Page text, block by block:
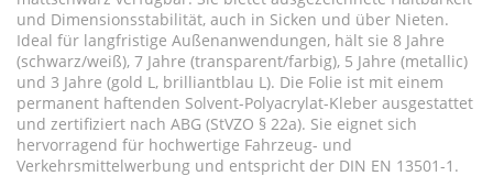
und Dimensionsstabilität, auch in Sicken und über Nieten.
Ideal für langfristige Außenanwendungen, hält sie 8 Jahre
(schwarz/weiß), 7 Jahre (transparent/farbig), 5 Jahre (metallic)
und 3 Jahre (gold L, brilliantblau L). Die Folie ist mit einem
permanent haftenden Solvent-Polyacrylat-Kleber ausgestattet
und zertifiziert nach ABG (StVZO § 22a). Sie eignet sich
hervorragend für hochwertige Fahrzeug- und
Verkehrsmittelwerbung und entspricht der DIN EN 13501-1.